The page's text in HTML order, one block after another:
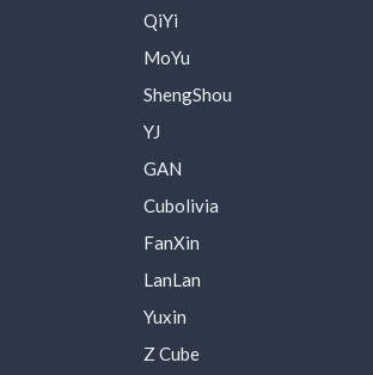
QiYi
MoYu
ShengShou
YJ
GAN
Cubolivia
FanXin
LanLan
Yuxin
Z Cube